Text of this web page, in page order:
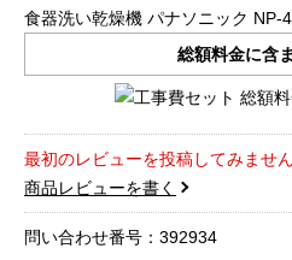
食器洗い乾燥機 パナソニック NP-
総額料金に含
最初のレビューを投稿してみませ
商品レビューを書く
問い合わせ番号：392934